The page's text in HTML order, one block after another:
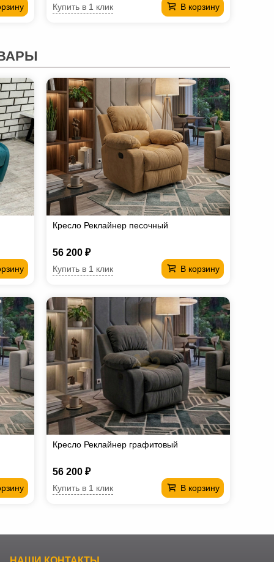
В корзину
Купить в 1 клик
Кресло Реклайнер песочный
56 200 ₽
В корзину
Купить в 1 клик
Кресло Реклайнер графитовый
56 200 ₽
В корзину
Купить в 1 клик